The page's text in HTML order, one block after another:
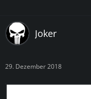
Joker
29. Dezember 2018